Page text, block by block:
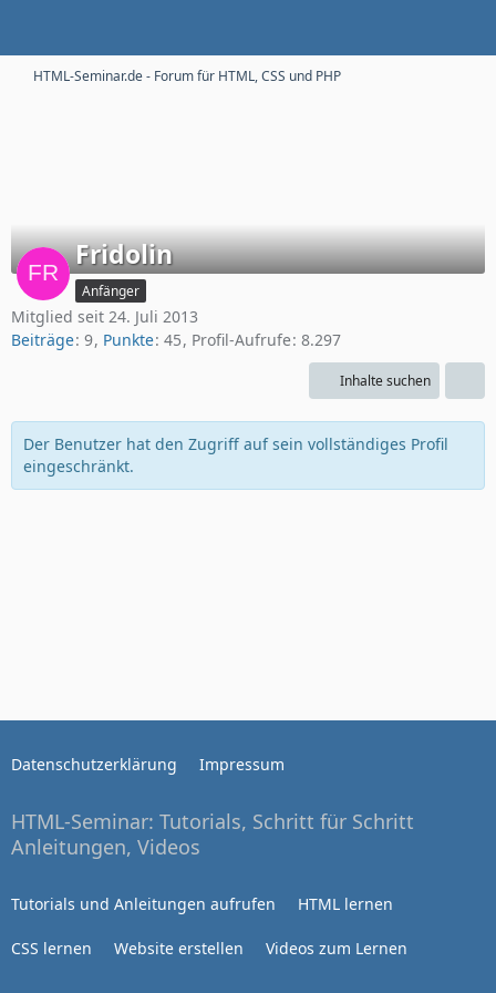
HTML-Seminar.de - Forum für HTML, CSS und PHP
Fridolin
Anfänger
Mitglied seit 24. Juli 2013
Beiträge 9 Punkte 45 Profil-Aufrufe 8.297
Inhalte suchen
Der Benutzer hat den Zugriff auf sein vollständiges Profil
eingeschränkt.
Datenschutzerklärung Impressum
HTML-Seminar: Tutorials, Schritt für Schritt
Anleitungen, Videos
Tutorials und Anleitungen aufrufen HTML lernen
CSS lernen Website erstellen Videos zum Lernen